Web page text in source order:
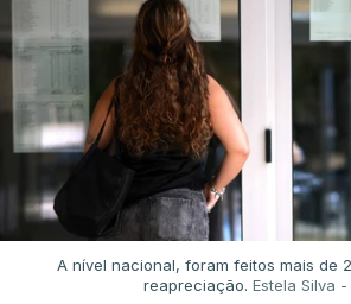
A nível nacional, foram feitos mais de
reapreciação. Estela Silva -